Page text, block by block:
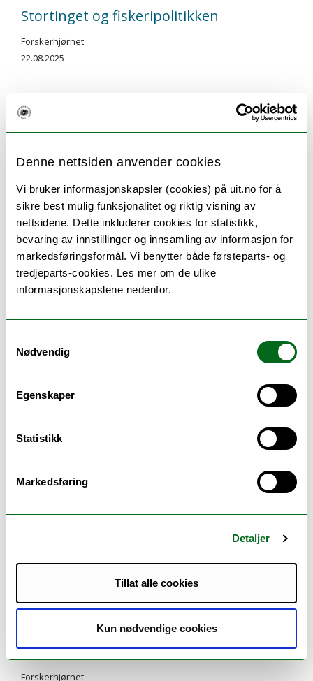
Denne nettsiden anvender cookies
Vi bruker informasjonskapsler (cookies) på uit.no for å
sikre best mulig funksjonalitet og riktig visning av
nettsidene. Dette inkluderer cookies for statistikk,
bevaring av innstillinger og innsamling av informasjon for
markedsføringsformål. Vi benytter både førsteparts- og
tredjeparts-cookies. Les mer om de ulike
informasjonskapslene nedenfor.
Nødvendig
Egenskaper
Statistikk
Markedsføring
Detaljer
Tillat alle cookies
Kun nødvendige cookies
Stortinget og fiskeripolitikken
Forskerhjørnet
22.08.2025
Indigenous Knowledge, Strength and
Forskerhjørnet
19.08.2025
A shared future for the mackerel and
coastal nations?
Forskerhjørnet
kystnasjonene?
04.07.2025
02.07.2025
Norge slutter seg til en ny avtale om
bevaring og bruk av marin natur
Forskerhjørnet